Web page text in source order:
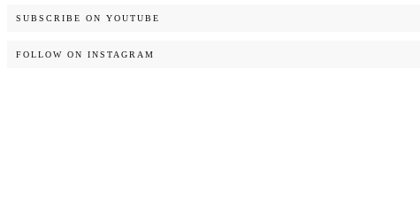
SUBSCRIBE ON YOUTUBE
FOLLOW ON INSTAGRAM